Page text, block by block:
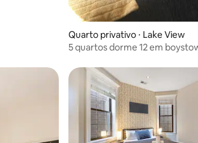
Quarto privativo ⋅ Lake View
5 quartos dorme 12 em